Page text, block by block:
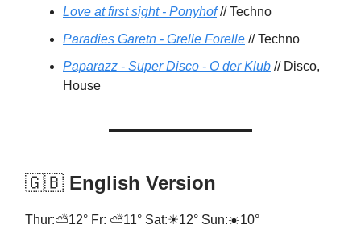
Love at first sight - Ponyhof// Techno
Paradies Garetn - Grelle Forelle // Techno
Paparazz - Super Disco - O der Klub // Disco,
House
🇬🇧 English Version
Thur:⛅12° Fr: ⛅11° Sat:☀12° Sun:☀️10°